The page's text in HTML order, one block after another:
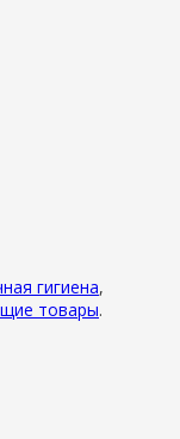
гигиена,
товары.